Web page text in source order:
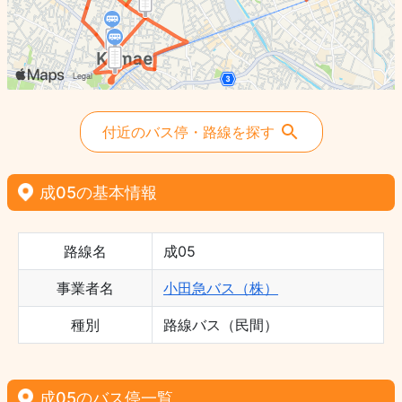
付近のバス停・路線を探す
成05の基本情報
路線名 成05
事業者名 小田急バス（株）
種別 路線バス（民間）
成05のバス停一覧